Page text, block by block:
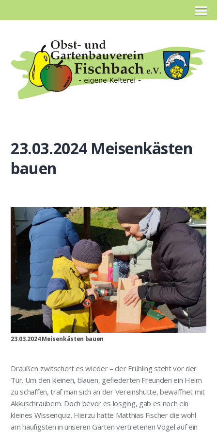
23.03.2024 Meisenkästen
bauen
23.03.2024 Meisenkästen bauen
Draußen zwitschert es wieder – der Frühling steht vor der
Tür. Um den kleinen, blauen, gefiederten Freunden ein Heim
zu schaffen, traf man sich an der Vereinshütte, bewaffnet mit
Akkuschraubern. Doch bevor es losging, gab es noch ein
kleines Wissenquiz. Hierzu hatte Matthias Fischer die wohl
am häufigsten in unseren Gärten vertretenen Vögel auf ein